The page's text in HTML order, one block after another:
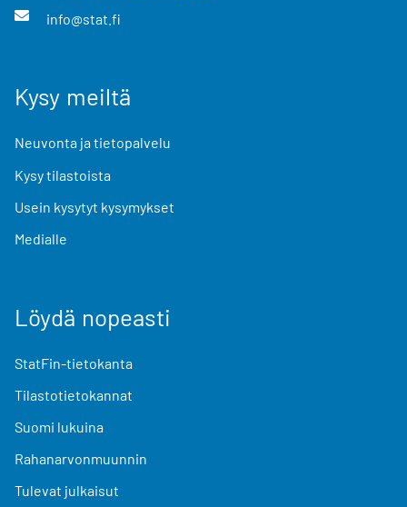
info@stat.fi
Kysy meiltä
Neuvonta ja tietopalvelu
Kysy tilastoista
Usein kysytyt kysymykset
Medialle
Löydä nopeasti
StatFin-tietokanta
Tilastotietokannat
Suomi lukuina
Rahanarvonmuunnin
Tulevat julkaisut